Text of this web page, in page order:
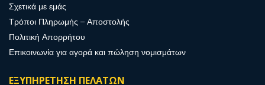
Σχετικά με εμάς
Τρόποι Πληρωμής – Αποστολής
Πολιτική Απορρήτου
Επικοινωνία για αγορά και πώληση νομισμάτων
ΕΞΥΠΗΡΕΤΗΣΗ ΠΕΛΑΤΩΝ